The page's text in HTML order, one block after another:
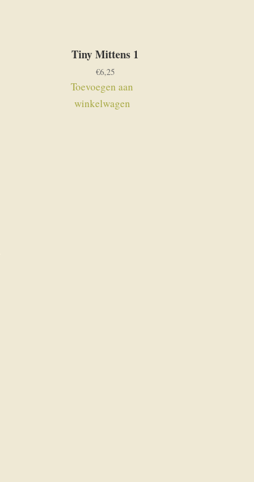
Tiny Mittens 1
€6,25
Toevoegen aan
winkelwagen